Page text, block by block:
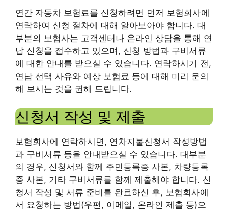
연간 자동차 보험료를 신청하려면 먼저 보험회사에
연락하여 신청 절차에 대해 알아보아야 합니다. 대
부분의 보험사는 고객센터나 온라인 상담을 통해 연
납 신청을 접수하고 있으며, 신청 방법과 구비서류
에 대한 안내를 받으실 수 있습니다. 연락하시기 전,
연납 선택 사유와 예상 보험료 등에 대해 미리 문의
해 보시는 것을 권해 드립니다.
신청서 작성 및 제출
보험회사에 연락하시면, 연차지불신청서 작성방법
과 구비서류 등을 안내받으실 수 있습니다. 대부분
의 경우, 신청서와 함께 주민등록증 사본, 차량등록
증 사본, 기타 구비서류를 함께 제출해야 합니다. 신
청서 작성 및 서류 준비를 완료하신 후, 보험회사에
서 요청하는 방법(우편, 이메일, 온라인 제출 등)으